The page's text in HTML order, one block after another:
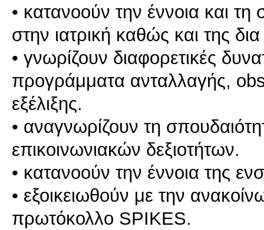
• κατανοούν την έννοια και
στην ιατρική καθώς και της
• γνωρίζουν διαφορετικές
προγράμματα ανταλλαγής,
εξέλιξης.
• αναγνωρίζουν τη
επικοινωνιακών δεξιοτήτων.
• κατανοούν την έννοια της
• εξοικειωθούν με την